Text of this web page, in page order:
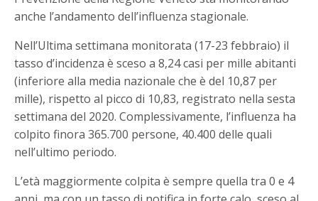
anche l’andamento dell’influenza stagionale.
Nell’Ultima settimana monitorata (17-23 febbraio) il
tasso d’incidenza è sceso a 8,24 casi per mille abitanti
(inferiore alla media nazionale che è del 10,87 per
mille), rispetto al picco di 10,83, registrato nella sesta
settimana del 2020. Complessivamente, l’influenza ha
colpito finora 365.700 persone, 40.400 delle quali
nell’ultimo periodo.
L’età maggiormente colpita è sempre quella tra 0 e 4